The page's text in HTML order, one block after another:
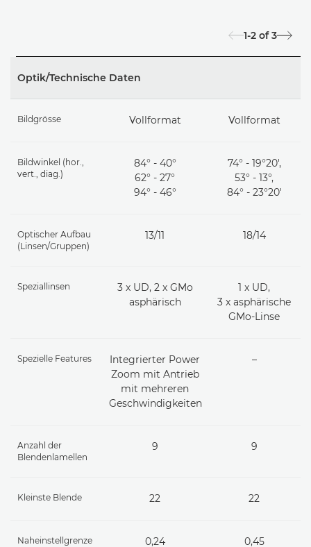
1-2 of 3
Optik/Technische Daten
Bildgrösse Vollformat Vollformat
Bildwinkel (hor.,
vert., diag.)
84° - 40°
62° - 27°
94° - 46°
74° - 19°20',
53° - 13°,
84° - 23°20'
Optischer Aufbau
(Linsen/Gruppen)
13/11 18/14
Speziallinsen
3 x UD, 2 x GMo
asphärisch
1 x UD,
3 x asphärische
GMo-Linse
Spezielle Features
Integrierter Power
Zoom mit Antrieb
mit mehreren
Geschwindigkeiten
–
Anzahl der
Blendenlamellen
9 9
Kleinste Blende 22 22
Naheinstellgrenze
0,24 0,45